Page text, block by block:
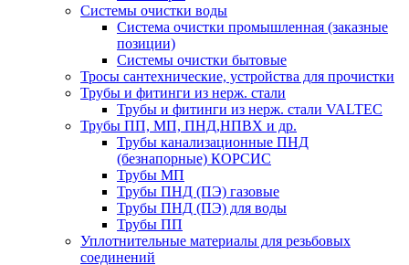
Системы очистки воды
Система очистки промышленная (заказные
позиции)
Системы очистки бытовые
Тросы сантехнические, устройства для прочистки
Трубы и фитинги из нерж. стали
Трубы и фитинги из нерж. стали VALTEC
Трубы ПП, МП, ПНД,НПВХ и др.
Трубы канализационные ПНД
(безнапорные) КОРСИС
Трубы МП
Трубы ПНД (ПЭ) газовые
Трубы ПНД (ПЭ) для воды
Трубы ПП
Уплотнительные материалы для резьбовых
соединений